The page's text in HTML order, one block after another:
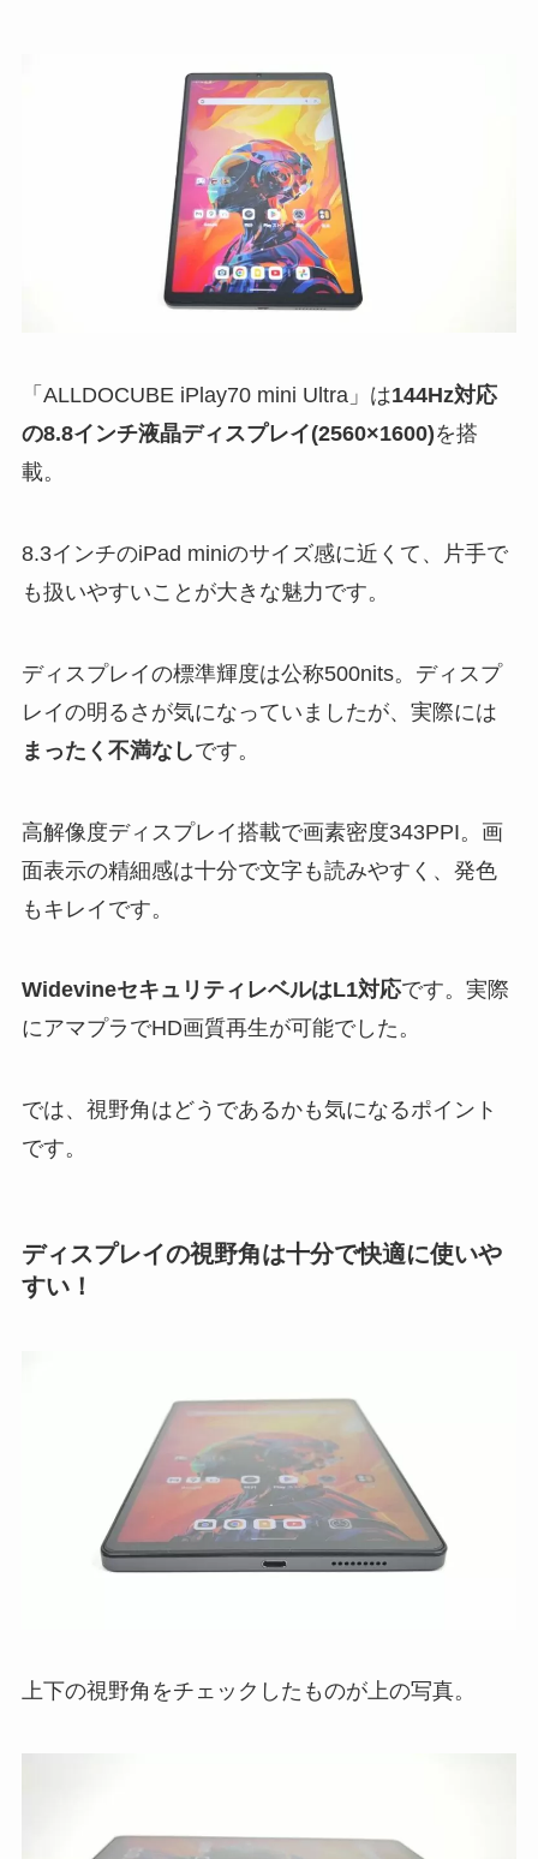
「ALLDOCUBE iPlay70 mini Ultra」は144Hz対応
の8.8インチ液晶ディスプレイ(2560×1600)を搭
載。
8.3インチのiPad miniのサイズ感に近くて、片手で
も扱いやすいことが大きな魅力です。
ディスプレイの標準輝度は公称500nits。ディスプ
レイの明るさが気になっていましたが、実際には
まったく不満なしです。
高解像度ディスプレイ搭載で画素密度343PPI。画
面表示の精細感は十分で文字も読みやすく、発色
もキレイです。
WidevineセキュリティレベルはL1対応です。実際
にアマプラでHD画質再生が可能でした。
では、視野角はどうであるかも気になるポイント
です。
ディスプレイの視野角は十分で快適に使いや
すい！
上下の視野角をチェックしたものが上の写真。